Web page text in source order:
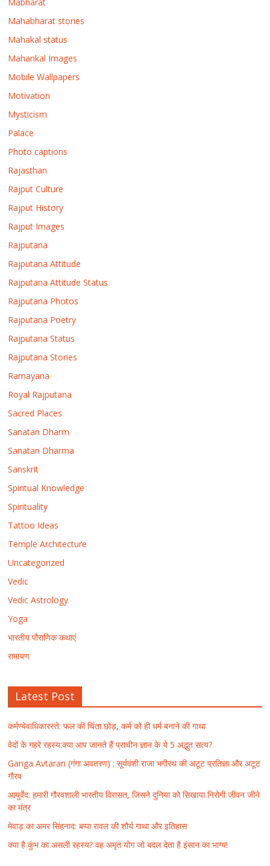
Mahabharat stories
Mahakal status
Mahankal Images
Mobile Wallpapers
Motivation
Mysticism
Palace
Photo captions
Rajasthan
Rajput Culture
Rajput History
Rajput Images
Rajputana
Rajputana Attitude
Rajputana Attitude Status
Rajputana Photos
Rajputana Poetry
Rajputana Status
Rajputana Stories
Ramayana
Royal Rajputana
Sacred Places
Sanatan Dharm
Sanatan Dharma
Sanskrit
Spiritual Knowledge
Spirituality
Tattoo Ideas
Temple Architecture
Uncategorized
Vedic
Vedic Astrology
Yoga
भारतीय पौराणिक कथाएं
रामायण
Latest Post
कर्मण्येवाधिकारस्ते: फल की चिंता छोड़, कर्म को ही धर्म बनाने की गाथा
वेदों के गहरे रहस्य:क्या आप जानते हैं प्राचीन ज्ञान के ये 5 अद्भुत सत्य?
Ganga Avtaran (गंगा अवतरण) : सूर्यवंशी राजा भगीरथ की अटूट प्रतिज्ञा और अटूट
गौरव
आयुर्वेद: हमारी गौरवशाली भारतीय विरासत, जिसने दुनिया को सिखाया निरोगी जीवन जीने
का मंत्र
मेवाड़ का अमर सिंहनाद: बप्पा रावल की शौर्य गाथा और इतिहास
क्या है कुंभ का असली रहस्य? वह अमृत योग जो बदल देता है इंसान का भाग्य!